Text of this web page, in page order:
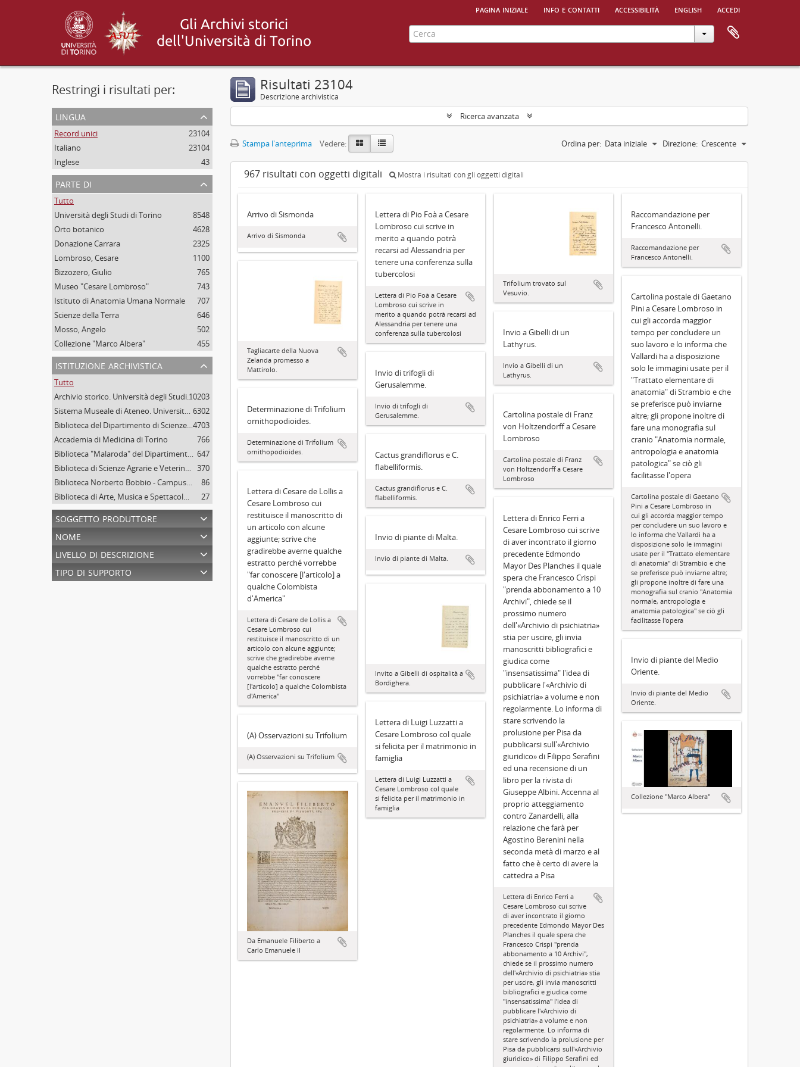
pagina iniziale info e contatti accessibilità english accedi
Restringi i risultati per:
lingua
Record unici
23104
Italiano
23104
Inglese
43
parte di
Tutto
Università degli Studi di Torino
8548
Orto botanico
4628
Donazione Carrara
2325
Lombroso, Cesare
1100
Bizzozero, Giulio
765
Museo "Cesare Lombroso"
743
Istituto di Anatomia Umana Normale
707
Scienze della Terra
646
Mosso, Angelo
502
Collezione "Marco Albera"
455
istituzione archivistica
Tutto
Archivio storico. Università degli Studi di Torino10203
Sistema Museale di Ateneo. Università degli Studi di Torino 6302
Biblioteca del Dipartimento di Scienze della vita e Biologia dei sistemi. Sede di Biologia vegetale. Università degli studi di Torino4703
Accademia di Medicina di Torino
766
Biblioteca "Malaroda" del Dipartimento di Scienze della Terra. Università degli Studi di Torino 647
Biblioteca di Scienze Agrarie e Veterinarie. Università degli Studi di Torino
370
Biblioteca Norberto Bobbio - Campus "Luigi Einaudi", Università degli Studi di Torino
86
Biblioteca di Arte, Musica e Spettacolo. Università degli Studi di Torino
27
soggetto produttore
nome
livello di descrizione
tipo di supporto
Risultati 23104
Descrizione archivistica
Ricerca avanzata
Stampa l'anteprima Vedere: Ordina per: Data iniziale Direzione: Crescente
967 risultati con oggetti digitali Mostra i risultati con gli oggetti digitali
Arrivo di Sismonda
Arrivo di Sismonda
Lettera di Pio Foà a Cesare
Lombroso cui scrive in
merito a quando potrà
recarsi ad Alessandria per
tenere una conferenza sulla
tubercolosi
Lettera di Pio Foà a Cesare
Lombroso cui scrive in
merito a quando potrà recarsi ad
Alessandria per tenere una
conferenza sulla tubercolosi
Trifolium trovato sul
Vesuvio.
Raccomandazione per
Francesco Antonelli.
Raccomandazione per
Francesco Antonelli.
Tagliacarte della Nuova
Zelanda promesso a
Mattirolo.
Cartolina postale di Gaetano
Pini a Cesare Lombroso in
cui gli accorda maggior
tempo per concludere un
suo lavoro e lo informa che
Vallardi ha a disposizione
solo le immagini usate per il
"Trattato elementare di
anatomia" di Strambio e che
se preferisce può inviarne
altre; gli propone inoltre di
fare una monografia sul
cranio "Anatomia normale,
antropologia e anatomia
patologica" se ciò gli
facilitasse l'opera
Cartolina postale di Gaetano
Pini a Cesare Lombroso in
cui gli accorda maggior tempo
per concludere un suo lavoro e
lo informa che Vallardi ha a
disposizione solo le immagini
usate per il "Trattato elementare
di anatomia" di Strambio e che
se preferisce può inviarne altre;
gli propone inoltre di fare una
monografia sul cranio "Anatomia
normale, antropologia e
anatomia patologica" se ciò gli
facilitasse l'opera
Invio a Gibelli di un
Lathyrus.
Invio a Gibelli di un
Lathyrus.
Invio di trifogli di
Gerusalemme.
Invio di trifogli di
Gerusalemme.
Determinazione di Trifolium
ornithopodioides.
Determinazione di Trifolium
ornithopodioides.
Cartolina postale di Franz
von Holtzendorff a Cesare
Lombroso
Cartolina postale di Franz
von Holtzendorff a Cesare
Lombroso
Cactus grandiflorus e C.
flabelliformis.
Cactus grandiflorus e C.
flabelliformis.
Lettera di Cesare de Lollis a
Cesare Lombroso cui
restituisce il manoscritto di
un articolo con alcune
aggiunte; scrive che
gradirebbe averne qualche
estratto perché vorrebbe
"far conoscere [l'articolo] a
qualche Colombista
d'America"
Lettera di Cesare de Lollis a
Cesare Lombroso cui
restituisce il manoscritto di un
articolo con alcune aggiunte;
scrive che gradirebbe averne
qualche estratto perché
vorrebbe "far conoscere
[l'articolo] a qualche Colombista
d'America"
Lettera di Enrico Ferri a
Cesare Lombroso cui scrive
di aver incontrato il giorno
precedente Edmondo
Mayor Des Planches il quale
spera che Francesco Crispi
"prenda abbonamento a 10
Archivi", chiede se il
prossimo numero
dell'«Archivio di psichiatria»
stia per uscire, gli invia
manoscritti bibliografici e
giudica come
"insensatissima" l'idea di
pubblicare l'«Archivio di
psichiatria» a volume e non
regolarmente. Lo informa di
stare scrivendo la
prolusione per Pisa da
pubblicarsi sull'«Archivio
giuridico» di Filippo Serafini
ed una recensione di un
libro per la rivista di
Giuseppe Albini. Accenna al
proprio atteggiamento
contro Zanardelli, alla
relazione che farà per
Agostino Berenini nella
seconda metà di marzo e al
fatto che è certo di avere la
cattedra a Pisa
Lettera di Enrico Ferri a
Cesare Lombroso cui scrive
di aver incontrato il giorno
precedente Edmondo Mayor Des
Planches il quale spera che
Francesco Crispi "prenda
abbonamento a 10 Archivi",
chiede se il prossimo numero
dell'«Archivio di psichiatria» stia
per uscire, gli invia manoscritti
bibliografici e giudica come
"insensatissima" l'idea di
pubblicare l'«Archivio di
psichiatria» a volume e non
regolarmente. Lo informa di
stare scrivendo la prolusione per
Pisa da pubblicarsi sull'«Archivio
giuridico» di Filippo Serafini ed
Invio di piante di Malta.
Invio di piante di Malta.
Invito a Gibelli di ospitalità a
Bordighera.
Invio di piante del Medio
Oriente.
Invio di piante del Medio
Oriente.
Lettera di Luigi Luzzatti a
Cesare Lombroso col quale
si felicita per il matrimonio in
famiglia
Lettera di Luigi Luzzatti a
Cesare Lombroso col quale
si felicita per il matrimonio in
famiglia
(A) Osservazioni su Trifolium
(A) Osservazioni su Trifolium
Collezione "Marco Albera"
Da Emanuele Filiberto a
Carlo Emanuele II